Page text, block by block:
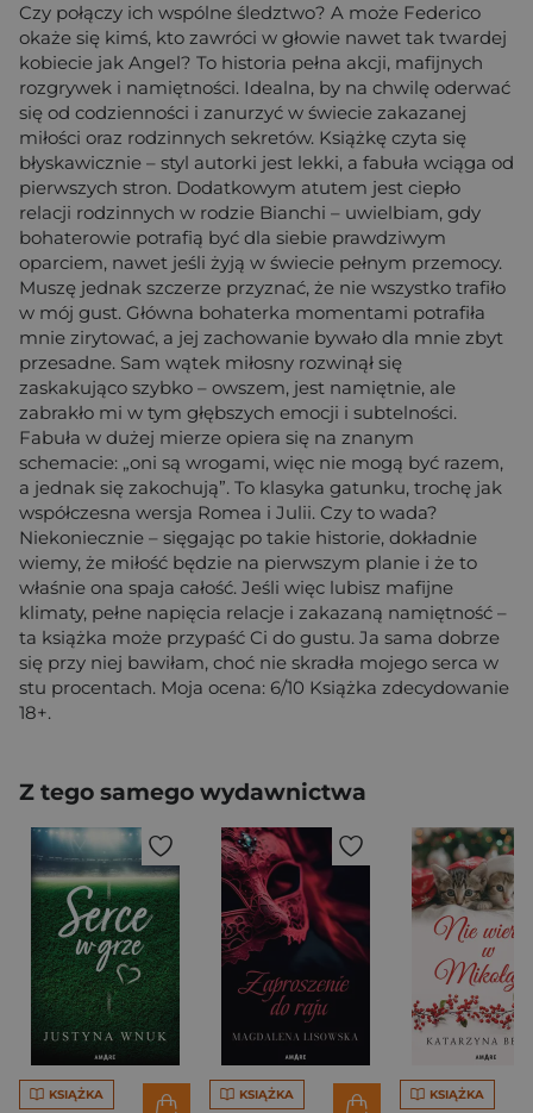
Czy połączy ich wspólne śledztwo? A może Federico
okaże się kimś, kto zawróci w głowie nawet tak twardej
kobiecie jak Angel? To historia pełna akcji, mafijnych
rozgrywek i namiętności. Idealna, by na chwilę oderwać
się od codzienności i zanurzyć w świecie zakazanej
miłości oraz rodzinnych sekretów. Książkę czyta się
błyskawicznie – styl autorki jest lekki, a fabuła wciąga od
pierwszych stron. Dodatkowym atutem jest ciepło
relacji rodzinnych w rodzie Bianchi – uwielbiam, gdy
bohaterowie potrafią być dla siebie prawdziwym
oparciem, nawet jeśli żyją w świecie pełnym przemocy.
Muszę jednak szczerze przyznać, że nie wszystko trafiło
w mój gust. Główna bohaterka momentami potrafiła
mnie zirytować, a jej zachowanie bywało dla mnie zbyt
przesadne. Sam wątek miłosny rozwinął się
zaskakująco szybko – owszem, jest namiętnie, ale
zabrakło mi w tym głębszych emocji i subtelności.
Fabuła w dużej mierze opiera się na znanym
schemacie: „oni są wrogami, więc nie mogą być razem,
a jednak się zakochują”. To klasyka gatunku, trochę jak
współczesna wersja Romea i Julii. Czy to wada?
Niekoniecznie – sięgając po takie historie, dokładnie
wiemy, że miłość będzie na pierwszym planie i że to
właśnie ona spaja całość. Jeśli więc lubisz mafijne
klimaty, pełne napięcia relacje i zakazaną namiętność –
ta książka może przypaść Ci do gustu. Ja sama dobrze
się przy niej bawiłam, choć nie skradła mojego serca w
stu procentach. Moja ocena: 6/10 Książka zdecydowanie
18+.
Z tego samego wydawnictwa
KSIĄŻKA KSIĄŻKA KSIĄŻKA